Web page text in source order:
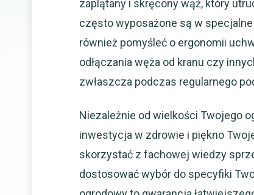
zaplątany i skręcony wąż, który
często wyposażone są w
również pomyśleć o ergonomii
odłączania węża od kranu czy
zwłaszcza podczas regularnego
Niezależnie od wielkości Twojego
inwestycja w zdrowie i piękno
skorzystać z fachowej wiedzy
dostosować wybór do specyfiki